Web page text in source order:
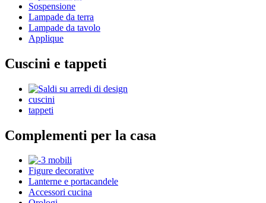
Sospensione
Lampade da terra
Lampade da tavolo
Applique
Cuscini e tappeti
cuscini
tappeti
Complementi per la casa
Figure decorative
Lanterne e portacandele
Accessori cucina